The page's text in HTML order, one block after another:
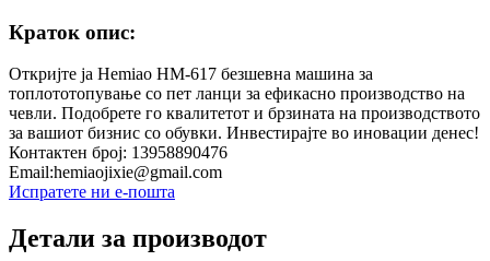
Краток опис:
Откријте ја Hemiao HM-617 безшевна машина за
топлототопување со пет ланци за ефикасно производство на
чевли. Подобрете го квалитетот и брзината на производството
за вашиот бизнис со обувки. Инвестирајте во иновации денес!
Контактен број: 13958890476
Email:hemiaojixie@gmail.com
Испратете ни е-пошта
Детали за производот